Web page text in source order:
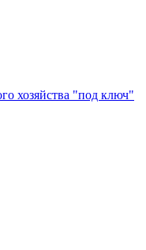
хозяйства "под ключ"